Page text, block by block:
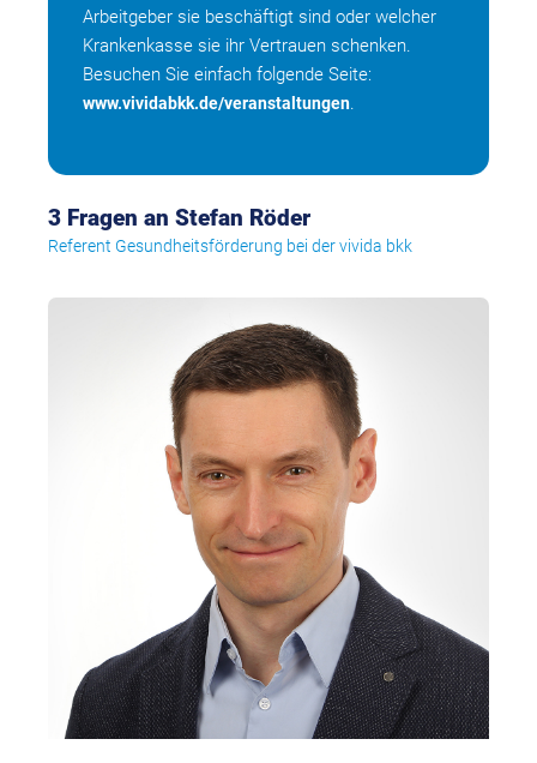
Arbeitgeber sie beschäftigt sind oder welcher
Krankenkasse sie ihr Vertrauen schenken.
Besuchen Sie einfach folgende Seite:
www.vividabkk.de/veranstaltungen.
3 Fragen an Stefan Röder
Referent Gesundheitsförderung bei der vivida bkk